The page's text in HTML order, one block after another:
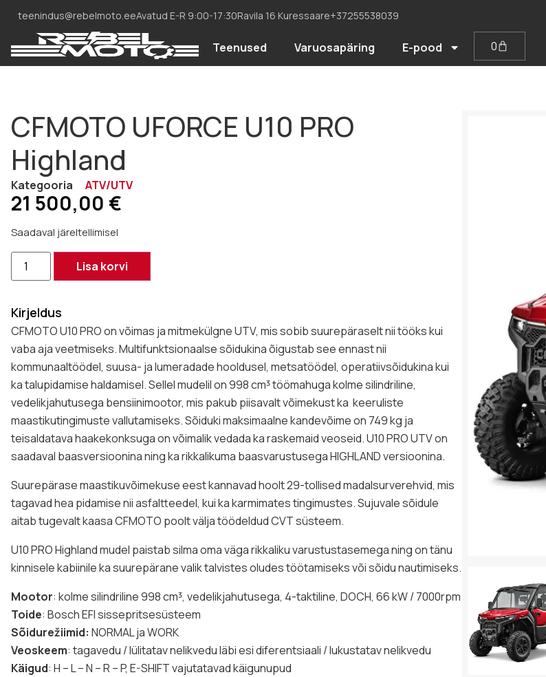
teenindus@rebelmoto.eeAvatud E-R 9:00-17:30Ravila 16 Kuressaare+37255538039
Teenused Varuosapäring E-pood 0
CFMOTO UFORCE U10 PRO
Highland
Kategooria ATV/UTV
21 500,00 €
Saadaval järeltellimisel
Lisa korvi
Kirjeldus
CFMOTO U10 PRO on võimas ja mitmekülgne UTV, mis sobib suurepäraselt nii tööks kui
vaba aja veetmiseks. Multifunktsionaalse sõidukina õigustab see ennast nii
kommunaaltöödel, suusa- ja lumeradade hooldusel, metsatöödel, operatiivsõidukina kui
ka talupidamise haldamisel. Sellel mudelil on 998 cm³ töömahuga kolme silindriline,
vedelikjahutusega bensiinimootor, mis pakub piisavalt võimekust ka keeruliste
maastikutingimuste vallutamiseks. Sõiduki maksimaalne kandevõime on 749 kg ja
teisaldatava haakekonksuga on võimalik vedada ka raskemaid veoseid. U10 PRO UTV on
saadaval baasversioonina ning ka rikkalikuma baasvarustusega HIGHLAND versioonina.
Suurepärase maastikuvõimekuse eest kannavad hoolt 29-tollised madalsurverehvid, mis
tagavad hea pidamise nii asfaltteedel, kui ka karmimates tingimustes. Sujuvale sõidule
aitab tugevalt kaasa CFMOTO poolt välja töödeldud CVT süsteem.
U10 PRO Highland mudel paistab silma oma väga rikkaliku varustustasemega ning on tänu
kinnisele kabiinile ka suurepärane valik talvistes oludes töötamiseks või sõidu nautimiseks.
Mootor: kolme silindriline 998 cm³, vedelikjahutusega, 4-taktiline, DOCH, 66 kW / 7000rpm
Toide: Bosch EFI sissepritsesüsteem
Sõidurežiimid: NORMAL ja WORK
Veoskeem: tagavedu / lülitatav nelikvedu läbi esi diferentsiaali / lukustatav nelikvedu
Käigud: H – L – N – R – P, E-SHIFT vajutatavad käigunupud